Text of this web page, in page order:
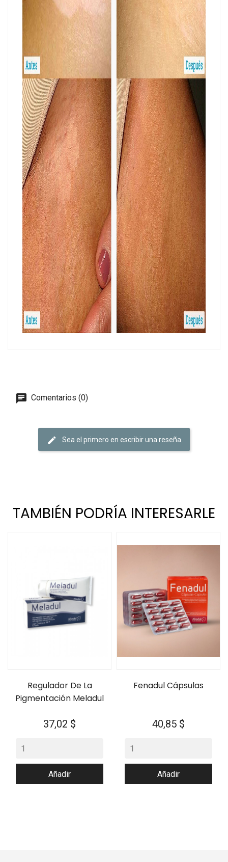
Comentarios (0)
Sea el primero en escribir una reseña
TAMBIÉN PODRÍA INTERESARLE
Regulador De La
Pigmentación Meladul
Precio
37,02 $
Añadir
Fenadul Cápsulas
Precio
40,85 $
Añadir